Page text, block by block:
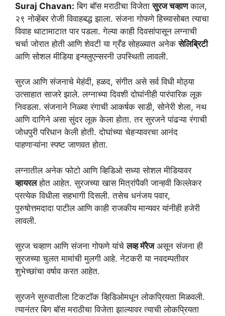
Suraj Chavan: बिग बॉस मराठीचा विजेतासुरज चव्हाणकाल,
२९ नोव्हेंबर रोजी विवाहबद्ध झाला. संजना गोफणे हिच्यासोबत त्याचा
विवाह थाटामाटात पार पडला. गेल्या काही दिवसांपासून लग्नाची
चर्चा जोरात होती आणि शेवटी या ग्रँड सोहळ्यात अनेकसेलिब्रिटी
आणि सोशल मीडिया इन्फ्लुएन्सरनी उपस्थिती लावली.
सुरज आणि संजनाचे मेहंदी, हळद, संगीत असे सर्व विधी मोठ्या
उत्साहात साजरे झाले. लग्नाच्या दिवशी दोघांनीही पारंपारिक लूक
निवडला. संजनाने निळ्या रंगाची आकर्षक साडी, सोनेरी शेला, नथ
आणि दागिने असा सुंदर लूक केला होता. तर सुरजने पांढऱ्या रंगाची
जोधपुरी परिधान केली होती. दोघांच्या चेहऱ्यावरचा आनंद
पाहणाऱ्यांना स्पष्ट जाणवत होता.
लग्नातील अनेक फोटो आणि व्हिडिओ सध्या सोशल मीडियावर
व्हायरलहोत आहेत. सुरजच्या खास मित्रांपैकी जान्हवी किल्लेकर
प्रत्येक विधीला सहभागी दिसली. तसेच धनंजय पवार,
पुरुषोत्तमदादा पाटील आणि काही राजकीय मान्यवर यांनीही हजेरी
लावली.
सुरज चव्हाण आणि संजना गोफणे यांचेलव्ह मॅरेजअसून संजना ही
सुरजच्या चुलत मामांची मुलगी आहे. नेटकरी या नवदम्पतीवर
शुभेच्छांचा वर्षाव करत आहेत.
सुरजने सुरुवातीला टिकटॉक व्हिडिओमधून लोकप्रियता मिळवली.
त्यानंतर बिग बॉस मराठीचा विजेता झाल्यावर त्याची लोकप्रियता